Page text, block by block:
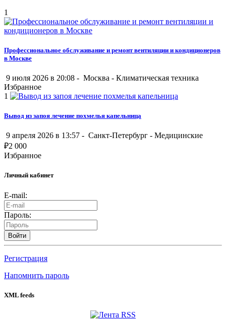
1
Профессиональное обслуживание и ремонт вентиляции и кондиционеров
в Москве
9 июля 2026 в 20:08 - Москва - Климатическая техника
Избранное
1
Вывод из запоя лечение похмелья капельница
9 апреля 2026 в 13:57 - Санкт-Петербург - Медицинские
₽2 000
Избранное
Личный кабинет
E-mail:
Пароль:
Войти
Регистрация
Напомнить пароль
XML feeds